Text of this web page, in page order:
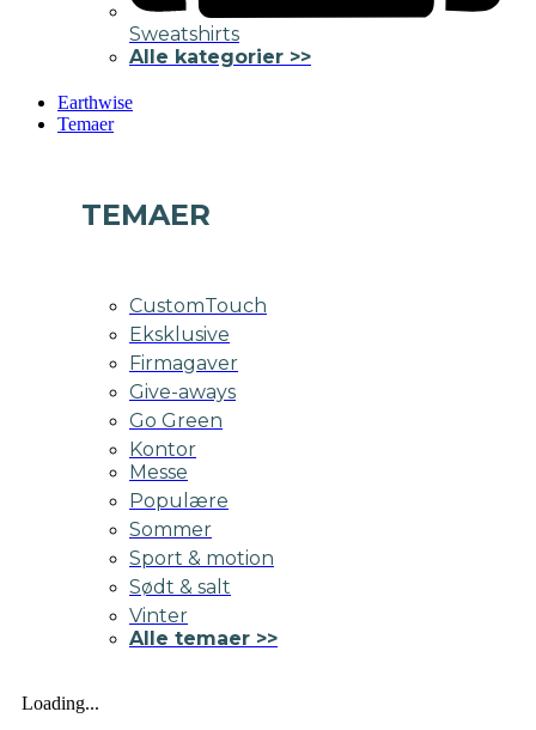
Sweatshirts
Alle kategorier >>
Earthwise
Temaer
TEMAER
CustomTouch
Eksklusive
Firmagaver
Give-aways
Go Green
Kontor
Messe
Populære
Sommer
Sport & motion
Sødt & salt
Vinter
Alle temaer >>
Loading...